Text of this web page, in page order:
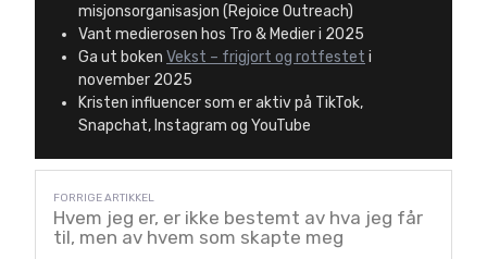
misjonsorganisasjon (Rejoice Outreach)
Vant medierosen hos Tro & Medier i 2025
Ga ut boken Vekst – frigjort og rotfestet i
november 2025
Kristen influencer som er aktiv på TikTok,
Snapchat, Instagram og YouTube
Hvem jeg er, er ikke bestemt av hva jeg får
til, men av hvem som skapte meg